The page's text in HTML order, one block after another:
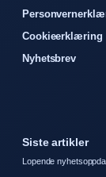
Cookieerklæring
Nyhetsbrev
Siste artikler
Lopende